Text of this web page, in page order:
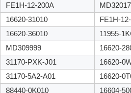
FE1H-12-200A
16620-31010
FE1H-
16620-36010
11955-
MD309999
16620-
31170-PXK-J01
16620-
31170-5A2-A01
16620-
88440-0K010
16604-